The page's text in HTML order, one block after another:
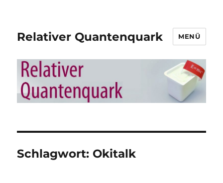
Relativer Quantenquark MENÜ
Schlagwort: Okitalk